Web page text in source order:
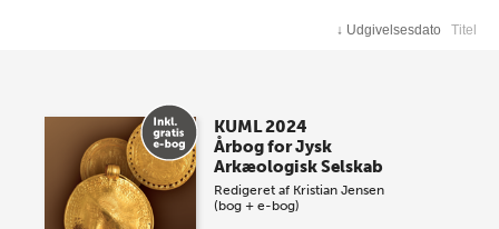
↓ Udgivelsesdato Titel
KUML 2024
Årbog for Jysk
Arkæologisk Selskab
Redigeret af Kristian Jensen
(bog + e-bog)